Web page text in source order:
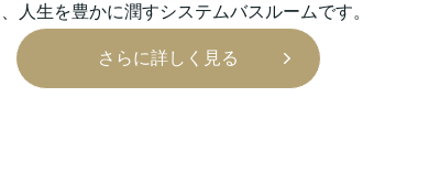
人生を豊かに潤すシステムバスルームです。
さらに詳しく見る